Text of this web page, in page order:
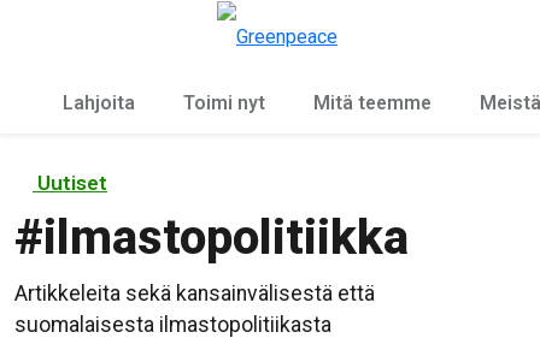
Lahjoita Toimi nyt Mitä teemme Meistä
Uutiset
#ilmastopolitiikka
Artikkeleita sekä kansainvälisestä että
suomalaisesta ilmastopolitiikasta